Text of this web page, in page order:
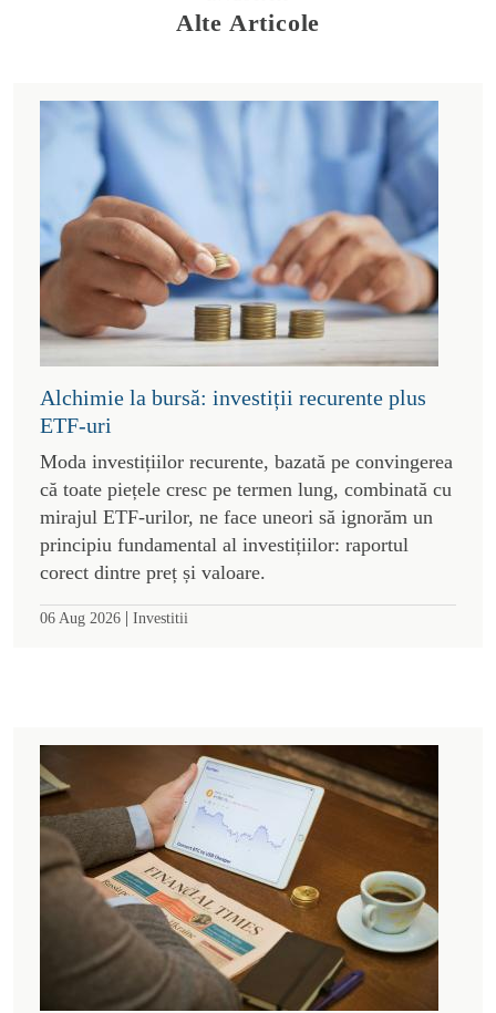
Alte Articole
Alchimie la bursă: investiții recurente plus
ETF-uri
Moda investițiilor recurente, bazată pe convingerea
că toate piețele cresc pe termen lung, combinată cu
mirajul ETF-urilor, ne face uneori să ignorăm un
principiu fundamental al investițiilor: raportul
corect dintre preț și valoare.
06 Aug 2026 | Investitii